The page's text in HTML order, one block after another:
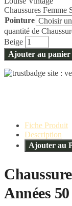
Chaussures Femme
Pointure
quantité de
Beige
Ajouter au panier
Fiche Produit
Description
Ajouter au
Années